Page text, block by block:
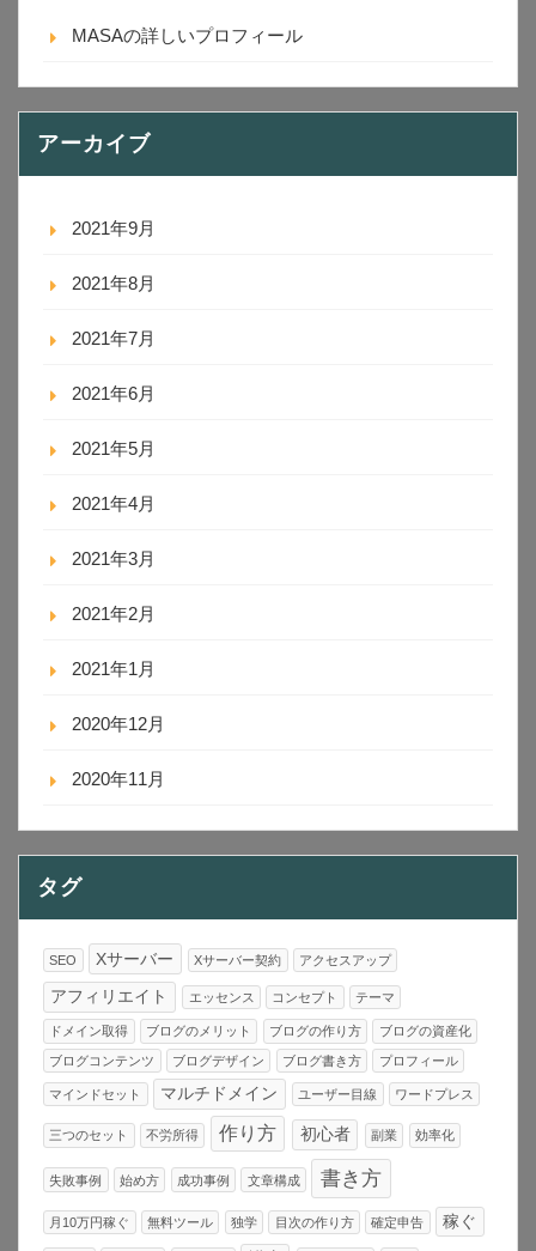
MASAの詳しいプロフィール
アーカイブ
2021年9月
2021年8月
2021年7月
2021年6月
2021年5月
2021年4月
2021年3月
2021年2月
2021年1月
2020年12月
2020年11月
タグ
SEO Xサーバー Xサーバー契約 アクセスアップ
アフィリエイト エッセンス コンセプト テーマ
ドメイン取得 ブログのメリット ブログの作り方 ブログの資産化
ブログコンテンツ ブログデザイン ブログ書き方 プロフィール
マインドセット マルチドメイン ユーザー目線 ワードプレス
三つのセット 不労所得 作り方 初心者 副業 効率化
失敗事例 始め方 成功事例 文章構成 書き方
月10万円稼ぐ 無料ツール 独学 目次の作り方 確定申告 稼ぐ